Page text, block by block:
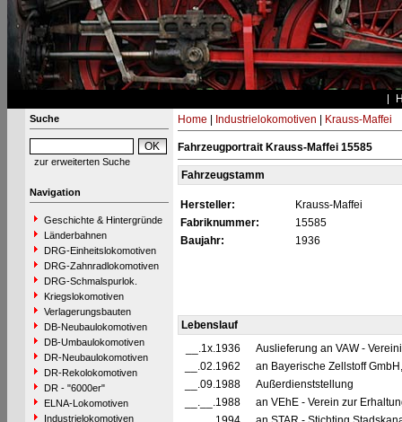
Suche
zur erweiterten Suche
Navigation
Geschichte & Hintergründe
Länderbahnen
DRG-Einheitslokomotiven
DRG-Zahnradlokomotiven
DRG-Schmalspurlok.
Kriegslokomotiven
Verlagerungsbauten
DB-Neubaulokomotiven
DB-Umbaulokomotiven
DR-Neubaulokomotiven
DR-Rekolokomotiven
DR - "6000er"
ELNA-Lokomotiven
Industrielokomotiven
Home Industrielokomotiven Krauss-Maffei
Fahrzeugportrait Krauss-Maffei 15585
Fahrzeugstamm
Hersteller:
Krauss-Maffei
Fabriknummer:
15585
Baujahr:
1936
Lebenslauf
__.1x.1936
Auslieferung an VAW -
__.02.1962
an Bayerische Zellstoff
__.09.1988
Außerdienststellung
__.__.1988
an VEhE - Verein zur